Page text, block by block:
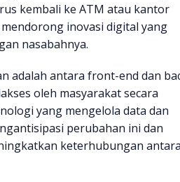
kembali ke ATM atau kantor
inovasi digital yang
nasabahnya.
adalah antara front-end dan
oleh masyarakat secara
yang mengelola data dan
perubahan ini dan
keterhubungan antara